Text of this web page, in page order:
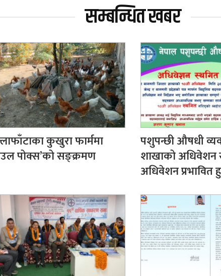
सम्बन्धित खबर
कुखुरा फार्ममा
पोक्स’को सङ्क्रमण
पशुपन्छी औषधी
शाखाको अधिवेशन
अधिवेशन